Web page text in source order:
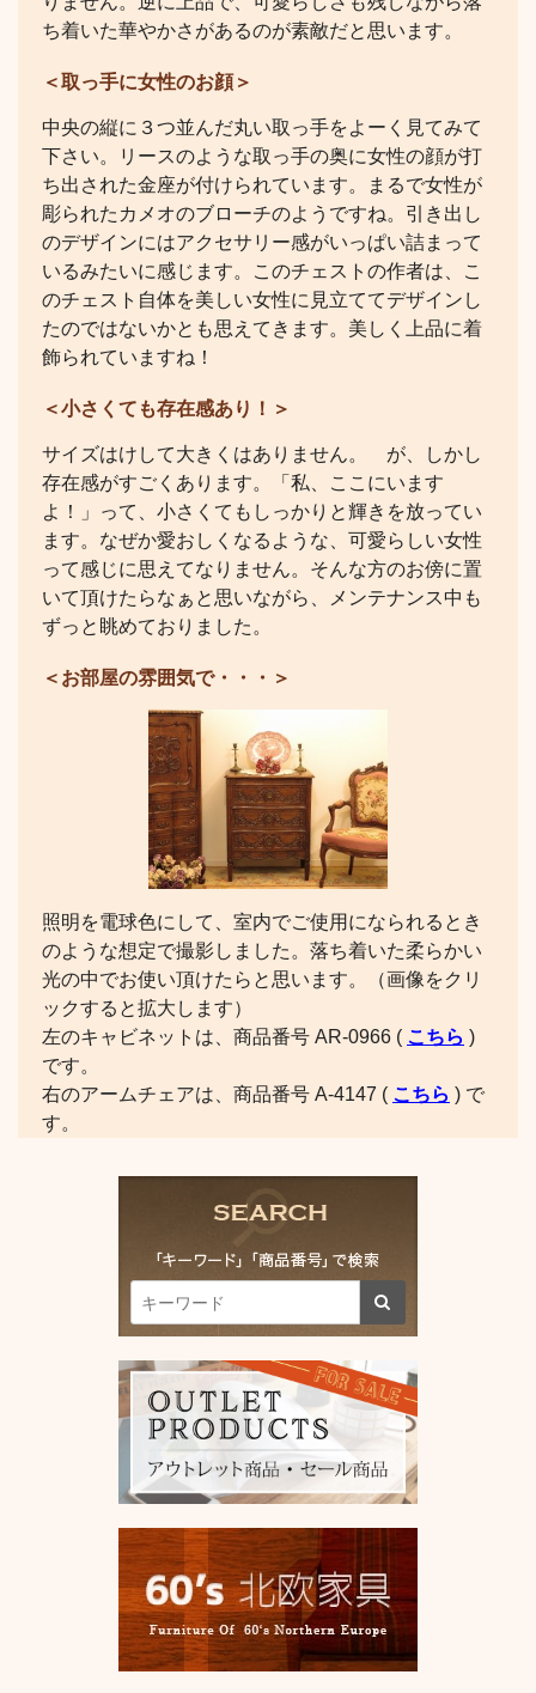
ち着いた華やかさがあるのが素敵だと思います。
＜取っ手に女性のお顔＞
中央の縦に３つ並んだ丸い取っ手をよーく見てみて
下さい。リースのような取っ手の奥に女性の顔が打
ち出された金座が付けられています。まるで女性が
彫られたカメオのブローチのようですね。引き出し
のデザインにはアクセサリー感がいっぱい詰まって
いるみたいに感じます。このチェストの作者は、こ
のチェスト自体を美しい女性に見立ててデザインし
たのではないかとも思えてきます。美しく上品に着
飾られていますね！
＜小さくても存在感あり！＞
サイズはけして大きくはありません。 が、しかし
存在感がすごくあります。「私、ここにいます
よ！」って、小さくてもしっかりと輝きを放ってい
ます。なぜか愛おしくなるような、可愛らしい女性
って感じに思えてなりません。そんな方のお傍に置
いて頂けたらなぁと思いながら、メンテナンス中も
ずっと眺めておりました。
＜お部屋の雰囲気で・・・＞
照明を電球色にして、室内でご使用になられるとき
のような想定で撮影しました。落ち着いた柔らかい
光の中でお使い頂けたらと思います。（画像をクリ
ックすると拡大します）
左のキャビネットは、商品番号 AR-0966 ( こちら )
です。
右のアームチェアは、商品番号 A-4147 ( こちら ) で
す。